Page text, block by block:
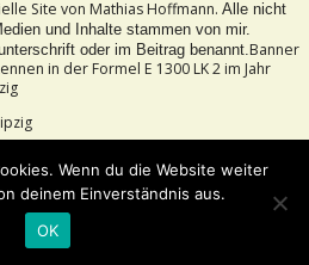
Site von Mathias Hoffmann. Alle nicht
und Inhalte stammen von mir.
oder im Beitrag benannt.Banner
in der Formel E 1300 LK 2 im Jahr
Xtreme Theme
Wenn du die Website weiter
deinem Einverständnis aus.
OK